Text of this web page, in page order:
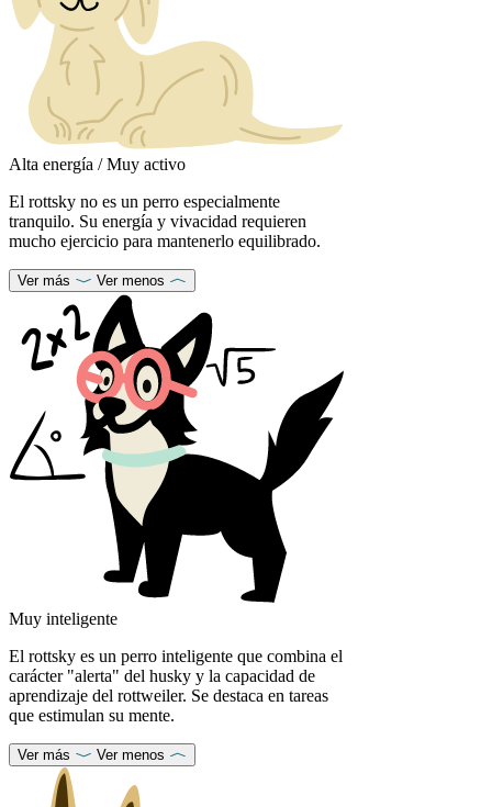
Alta energía / Muy activo
El rottsky no es un perro especialmente
tranquilo. Su energía y vivacidad requieren
mucho ejercicio para mantenerlo equilibrado.
Ver más Ver menos
Muy inteligente
El rottsky es un perro inteligente que combina el
carácter "alerta" del husky y la capacidad de
aprendizaje del rottweiler. Se destaca en tareas
que estimulan su mente.
Ver más Ver menos